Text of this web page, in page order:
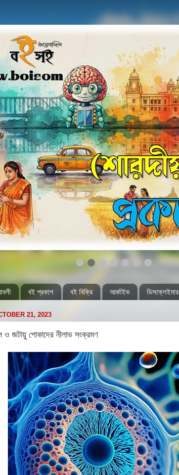
বই প্রকাশ বই বিক্রি আর্কাইভ ডিসক্লেইমার
21, 2023
ও জটায়ু পোকাদের নীলাভ সংক্রমণ